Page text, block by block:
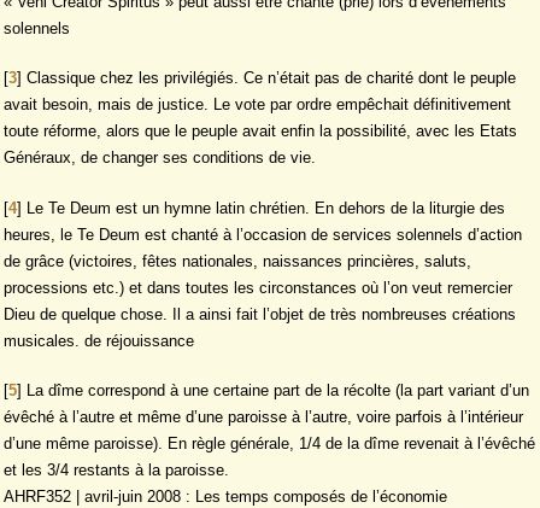
solennels
[3] Classique chez les privilégiés. Ce n’était pas de charité dont le peuple
avait besoin, mais de justice. Le vote par ordre empêchait définitivement
toute réforme, alors que le peuple avait enfin la possibilité, avec les Etats
Généraux, de changer ses conditions de vie.
[4] Le Te Deum est un hymne latin chrétien. En dehors de la liturgie des
heures, le Te Deum est chanté à l’occasion de services solennels d’action
de grâce (victoires, fêtes nationales, naissances princières, saluts,
processions etc.) et dans toutes les circonstances où l’on veut remercier
Dieu de quelque chose. Il a ainsi fait l’objet de très nombreuses créations
musicales. de réjouissance
[5] La dîme correspond à une certaine part de la récolte (la part variant d’un
évêché à l’autre et même d’une paroisse à l’autre, voire parfois à l’intérieur
d’une même paroisse). En règle générale, 1/4 de la dîme revenait à l’évêché
et les 3/4 restants à la paroisse.
AHRF352 | avril-juin 2008 : Les temps composés de l’économie